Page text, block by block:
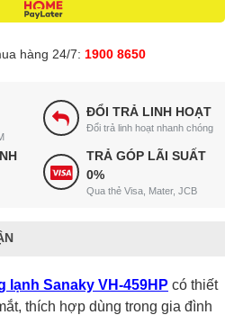
hàng 24/7: 1900 8650
ĐỔI TRẢ LINH HOẠT
Đổi trả linh hoạt nhanh chóng
TRẢ GÓP LÃI SUẤT
0%
Qua thẻ Visa, Mater, JCB
lạnh Sanaky VH-459HP có thiết
thích hợp dùng trong gia đình